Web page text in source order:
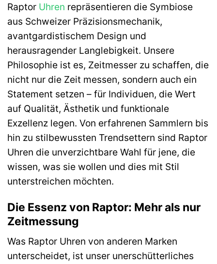
Raptor Uhren repräsentieren die Symbiose
aus Schweizer Präzisionsmechanik,
avantgardistischem Design und
herausragender Langlebigkeit. Unsere
Philosophie ist es, Zeitmesser zu schaffen, die
nicht nur die Zeit messen, sondern auch ein
Statement setzen – für Individuen, die Wert
auf Qualität, Ästhetik und funktionale
Exzellenz legen. Von erfahrenen Sammlern bis
hin zu stilbewussten Trendsettern sind Raptor
Uhren die unverzichtbare Wahl für jene, die
wissen, was sie wollen und dies mit Stil
unterstreichen möchten.
Die Essenz von Raptor: Mehr als nur
Zeitmessung
Was Raptor Uhren von anderen Marken
unterscheidet, ist unser unerschütterliches